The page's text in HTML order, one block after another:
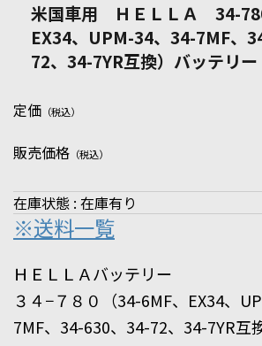
米国車用 ＨＥＬＬＡ 34-780
EX34、UPM-34、34-7MF、
72、34-7YR互換）バッテリ
定価 （税込）
販売価格 （税込）
在庫状態 : 在庫有り
※送料一覧
ＨＥＬＬＡバッテリー
３４−７８０（34-6MF、EX34、
7MF、34-630、34-72、34-7YR互